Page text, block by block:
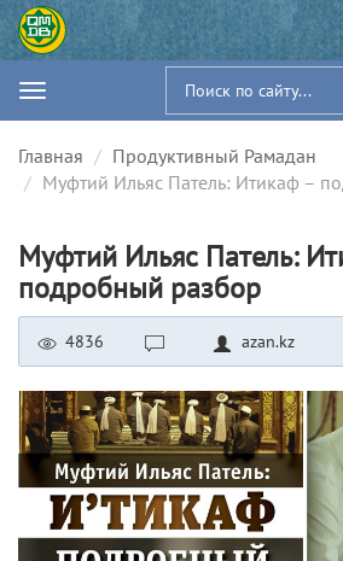
Главная
Продуктивный Рамадан
Муфтий Ильяс Патель: Итикаф –
Муфтий Ильяс Патель:
подробный разбор
4836 azan.kz